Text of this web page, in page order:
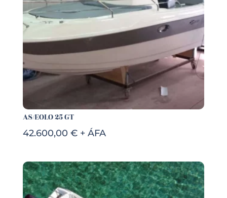
AS/EOLO 25 GT
42.600,00 € + ÁFA